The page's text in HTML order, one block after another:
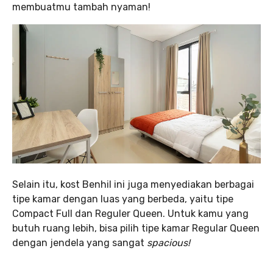
membuatmu tambah nyaman!
Selain itu, kost Benhil ini juga menyediakan berbagai
tipe kamar dengan luas yang berbeda, yaitu tipe
Compact Full dan Reguler Queen. Untuk kamu yang
butuh ruang lebih, bisa pilih tipe kamar Regular Queen
dengan jendela yang sangat spacious!